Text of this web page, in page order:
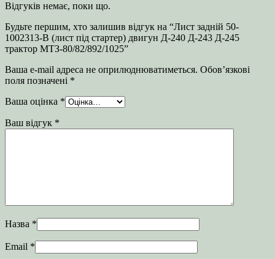
Відгуків немає, поки що.
Будьте першим, хто залишив відгук на “Лист задній 50-
1002313-В (лист під стартер) двигун Д-240 Д-243 Д-245
трактор МТЗ-80/82/892/1025”
Ваша e-mail адреса не оприлюднюватиметься. Обов’язкові
поля позначені *
Ваша оцінка *
Ваш відгук *
Назва *
Email *